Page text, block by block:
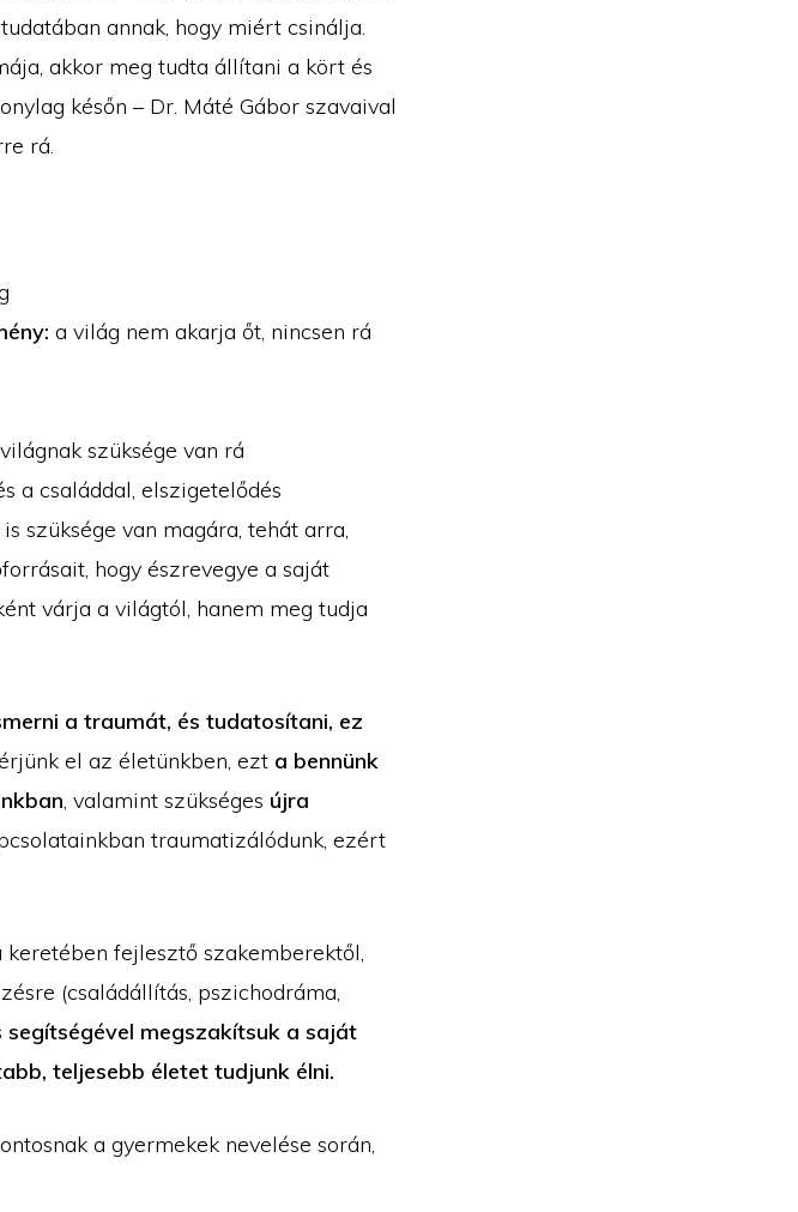
annak, hogy miért csinálja.
akkor meg tudta állítani a kört és
későn – Dr. Máté Gábor szavaival
rá.
a világ nem akarja őt, nincsen rá
szüksége van rá
a családdal, elszigetelődés
szüksége van magára, tehát arra,
hogy észrevegye a saját
várja a világtól, hanem meg tudja
a traumát, és tudatosítani, ez
el az életünkben, ezt a bennünk
, valamint szükséges újra
traumatizálódunk, ezért
fejlesztő szakemberektől,
(családállítás, pszichodráma,
segítségével megszakítsuk a saját
teljesebb életet tudjunk élni.
a gyermekek nevelése során,